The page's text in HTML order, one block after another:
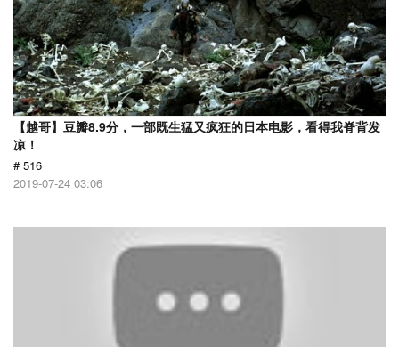
【越哥】豆瓣8.9分，一部既生猛又疯狂的日本电影，看得我脊背发
凉！
# 516
2019-07-24 03:06